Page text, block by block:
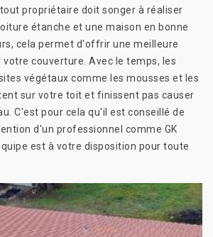
propriétaire doit songer à réaliser
étanche et une maison en bonne
cela permet d'offrir une meilleure
couverture. Avec le temps, les
végétaux comme les mousses et les
sur votre toit et finissent pas causer
C'est pour cela qu'il est conseillé de
d'un professionnel comme GK
est à votre disposition pour toute